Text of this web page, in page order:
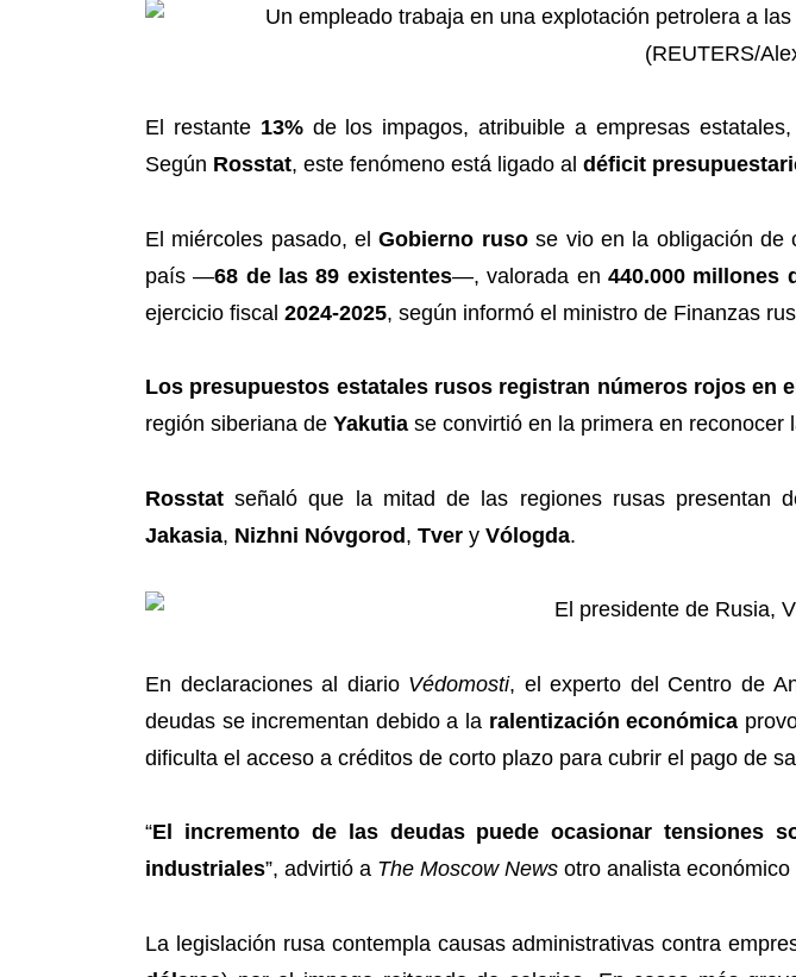
El restante 13%de los impagos, atribuible a empresas
Según Rosstat, este fenómeno está ligado al déficit
El miércoles pasado, elGobierno rusose vio en la obligación de
país —68 de las 89 existentes—, valorada en 440.000 millones
ejercicio fiscal 2024-2025, según informó el ministro de Finanzas
Los presupuestos estatales rusos registran números rojos en
región siberiana de Yakutia se convirtió en la primera en
Rosstat señaló que la mitad de las regiones rusas presentan
Jakasia, Nizhni Nóvgorod, Tver y Vólogda.
En declaraciones al diario Védomosti, el experto del Centro de
deudas se incrementan debido a la ralentización económica
dificulta el acceso a créditos de corto plazo para cubrir el pago de
“El incremento de las deudas puede ocasionar tensiones
industriales”, advirtió a The Moscow News otro analista
La legislación rusa contempla causas administrativas contra